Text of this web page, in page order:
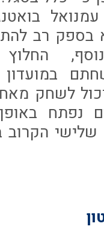
בספק רב
החלוץ
לשחק
נפתח
שלישי הקרוב